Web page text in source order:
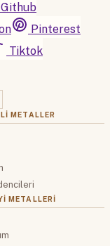
Github
Pinterest
Tiktok
METALLER
METALLERI